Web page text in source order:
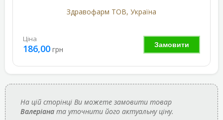
Здравофарм ТОВ, Україна
Замовити
Ціна
186,00 грн
На цій сторінці Ви можете замовити товар
Валеріана та уточнити його актуальну ціну.